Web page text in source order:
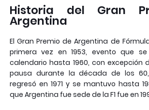
Historia del Gran
Argentina
El Gran Premio de Argentina de
primera vez en 1953, evento que
calendario hasta 1960, con excepción
pausa durante la década de los
regresó en 1971 y se mantuvo hasta
que Argentina fue sede de la F1 fue en